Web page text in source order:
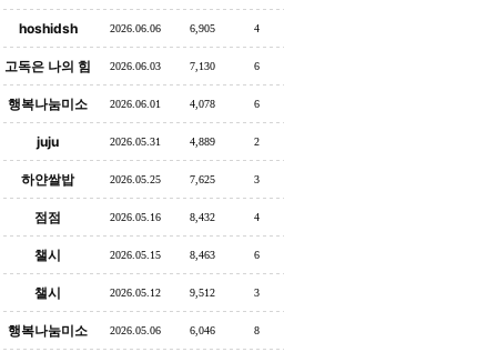
hoshidsh 2026.06.06 6,905 4
고독은 나의 힘 2026.06.03 7,130 6
행복나눔미소 2026.06.01 4,078 6
juju 2026.05.31 4,889 2
하얀쌀밥 2026.05.25 7,625 3
점점 2026.05.16 8,432 4
챌시 2026.05.15 8,463 6
챌시 2026.05.12 9,512 3
행복나눔미소 2026.05.06 6,046 8